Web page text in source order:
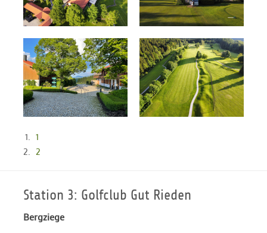
1
2
Station 3: Golfclub Gut Rieden
Bergziege